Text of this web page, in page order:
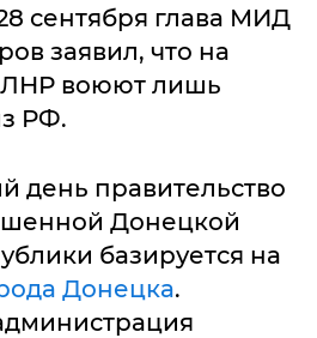
сентября глава МИД
заявил, что на
воюют лишь
РФ.
день правительство
Донецкой
базируется на
Донецка.